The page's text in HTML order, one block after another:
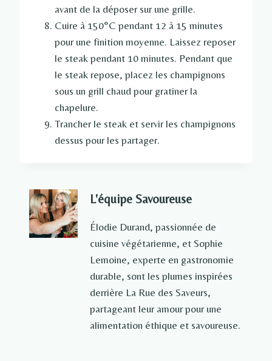
avant de la déposer sur une grille.
Cuire à 150°C pendant 12 à 15 minutes
pour une finition moyenne. Laissez reposer
le steak pendant 10 minutes. Pendant que
le steak repose, placez les champignons
sous un grill chaud pour gratiner la
chapelure.
Trancher le steak et servir les champignons
dessus pour les partager.
L'équipe Savoureuse
Élodie Durand, passionnée de
cuisine végétarienne, et Sophie
Lemoine, experte en gastronomie
durable, sont les plumes inspirées
derrière La Rue des Saveurs,
partageant leur amour pour une
alimentation éthique et savoureuse.